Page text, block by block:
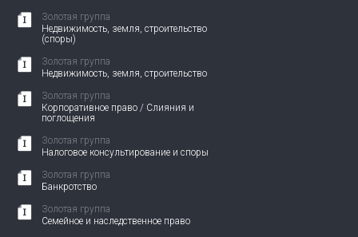
Золотая группа
Недвижимость, земля, строительство
(споры)
Золотая группа
Недвижимость, земля, строительство
Золотая группа
Корпоративное право / Слияния и
поглощения
Золотая группа
Налоговое консультирование и споры
Золотая группа
Банкротство
Золотая группа
Семейное и наследственное право